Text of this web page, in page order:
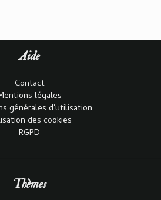
Aide
Contact
légales
générales d'utilisation
des cookies
RGPD
Thèmes